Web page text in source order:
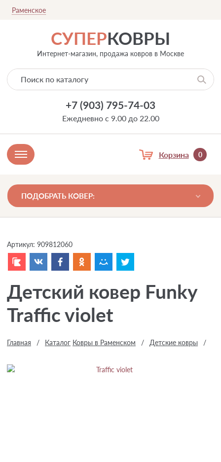
Раменское
СУПЕРКОВРЫ
Интернет-магазин, продажа ковров в Москве
+7 (903) 795-74-03
Ежедневно с 9.00 до 22.00
Корзина 0
ПОДОБРАТЬ КОВЕР:
Артикул: 909812060
Детский ковер Funky
Traffic violet
Главная / Каталог Ковры в Раменском / Детские ковры /